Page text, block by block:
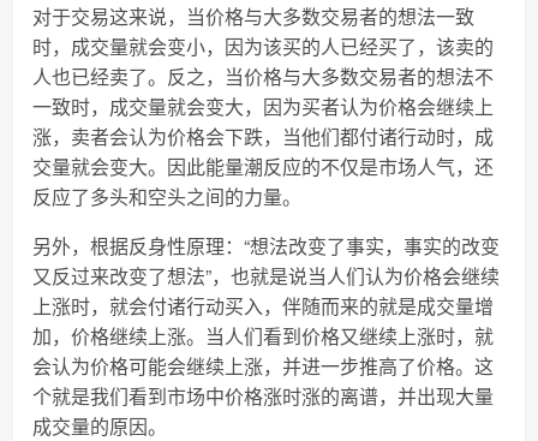
对于交易这来说，当价格与大多数交易者的想法一致
时，成交量就会变小，因为该买的人已经买了，该卖的
人也已经卖了。反之，当价格与大多数交易者的想法不
一致时，成交量就会变大，因为买者认为价格会继续上
涨，卖者会认为价格会下跌，当他们都付诸行动时，成
交量就会变大。因此能量潮反应的不仅是市场人气，还
反应了多头和空头之间的力量。
另外，根据反身性原理：“想法改变了事实，事实的改变
又反过来改变了想法”，也就是说当人们认为价格会继续
上涨时，就会付诸行动买入，伴随而来的就是成交量增
加，价格继续上涨。当人们看到价格又继续上涨时，就
会认为价格可能会继续上涨，并进一步推高了价格。这
个就是我们看到市场中价格涨时涨的离谱，并出现大量
成交量的原因。